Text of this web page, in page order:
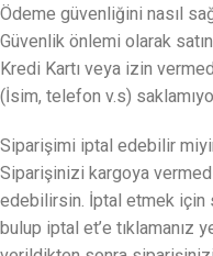
Ödeme güvenliğini nasıl
Güvenlik önlemi olarak
Kredi Kartı veya izin
(İsim, telefon v.s)
Siparişimi iptal edebilir
Siparişinizi kargoya
edebilirsin. İptal etmek için
bulup iptal et’e tıklamanız